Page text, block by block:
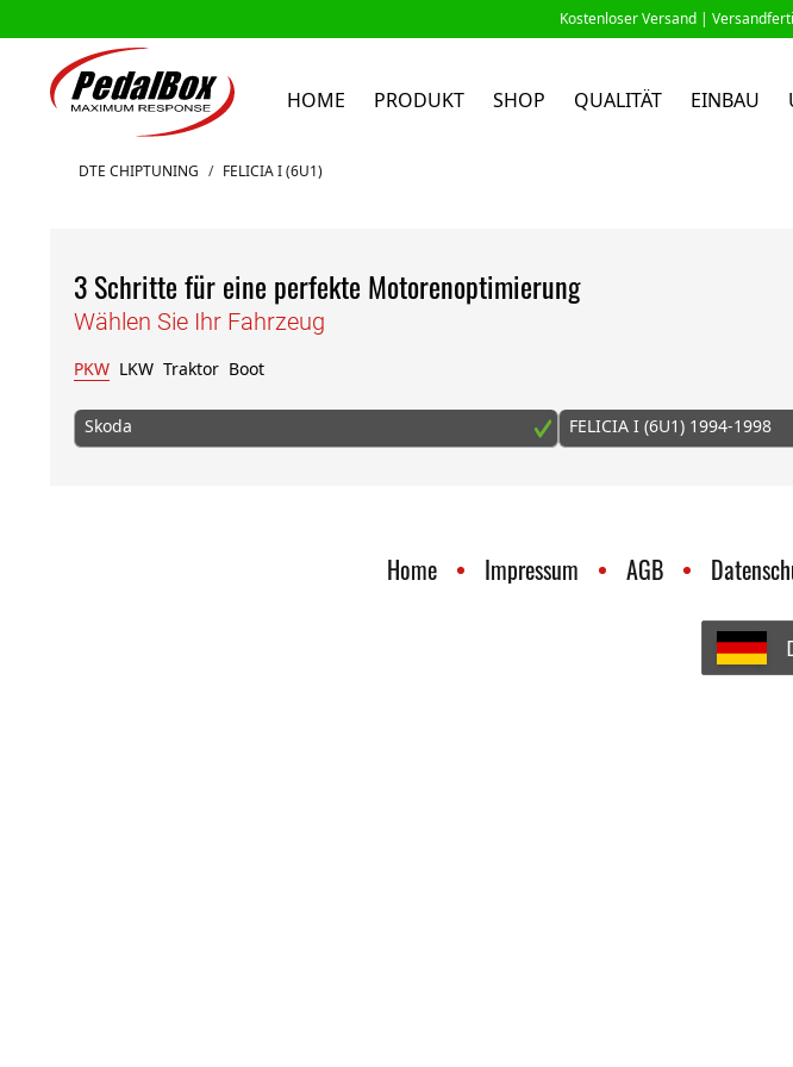
Kostenloser Versand |
HOME PRODUKT SHOP QUALITÄT EINBAU
Zum Inhalt springen
DTE CHIPTUNING / FELICIA I (6U1)
3 Schritte für eine perfekte Motorenoptimierung
Wählen Sie Ihr Fahrzeug
PKW LKW Traktor Boot
Skoda FELICIA I (6U1) 1994-1998
Home Impressum AGB